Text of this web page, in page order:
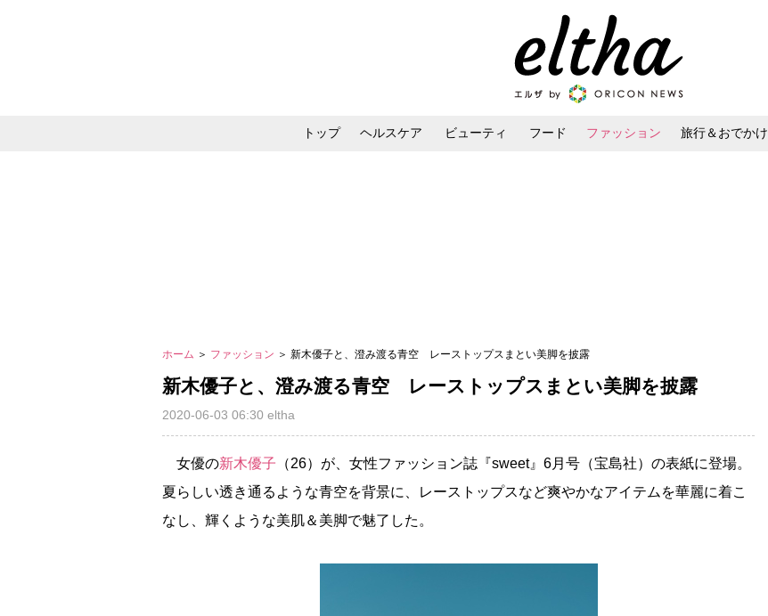
トップ ヘルスケア ビューティ フード ファッション 旅行＆おでかけ
ホーム ＞ ファッション ＞ 新木優子と、澄み渡る青空 レーストップスまとい美脚を披露
新木優子と、澄み渡る青空 レーストップスまとい美脚を披露
2020-06-03 06:30 eltha
女優の新木優子 （26）が、女性ファッション誌『sweet』6月号（宝島社）の表紙に登場。
夏らしい透き通るような青空を背景に、レーストップスなど爽やかなアイテムを華麗に着こ
なし、輝くような美肌＆美脚で魅了した。